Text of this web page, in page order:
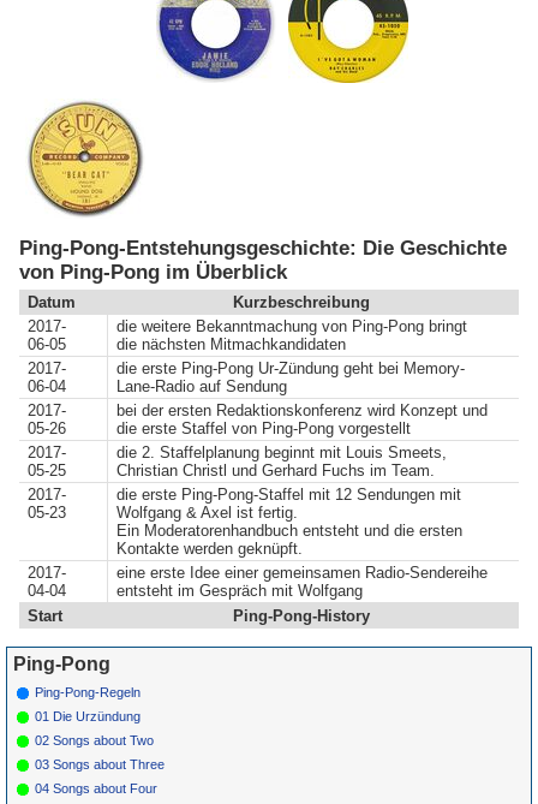
Ping-Pong-Entstehungsgeschichte: Die Geschichte
von Ping-Pong im Überblick
Datum
Kurzbeschreibung
2017-
06-05
die weitere Bekanntmachung von Ping-Pong bringt
die nächsten Mitmachkandidaten
2017-
06-04
die erste Ping-Pong Ur-Zündung geht bei Memory-
Lane-Radio auf Sendung
2017-
05-26
bei der ersten Redaktionskonferenz wird Konzept und
die erste Staffel von Ping-Pong vorgestellt
2017-
05-25
die 2. Staffelplanung beginnt mit Louis Smeets,
Christian Christl und Gerhard Fuchs im Team.
2017-
05-23
die erste Ping-Pong-Staffel mit 12 Sendungen mit
Wolfgang & Axel ist fertig.
Ein Moderatorenhandbuch entsteht und die ersten
Kontakte werden geknüpft.
2017-
04-04
eine erste Idee einer gemeinsamen Radio-Sendereihe
entsteht im Gespräch mit Wolfgang
Start
Ping-Pong-History
Ping-Pong
Ping-Pong-Regeln
01 Die Urzündung
02 Songs about Two
03 Songs about Three
04 Songs about Four